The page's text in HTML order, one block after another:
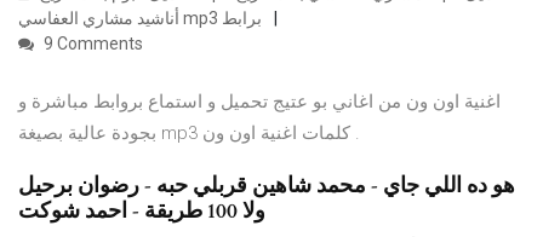
أناشيد مشاري العفاسي mp3 برابط
9 Comments
اغنية اون ون من اغاني بو عتيج تحميل و استماع بروابط مباشرة و
بجودة عالية بصيغة mp3 كلمات اغنية اون ون .
هو ده اللي جاي - محمد شاهين قربلي حبه - رضوان برحيل
ولا 100 طريقة - احمد شوكت